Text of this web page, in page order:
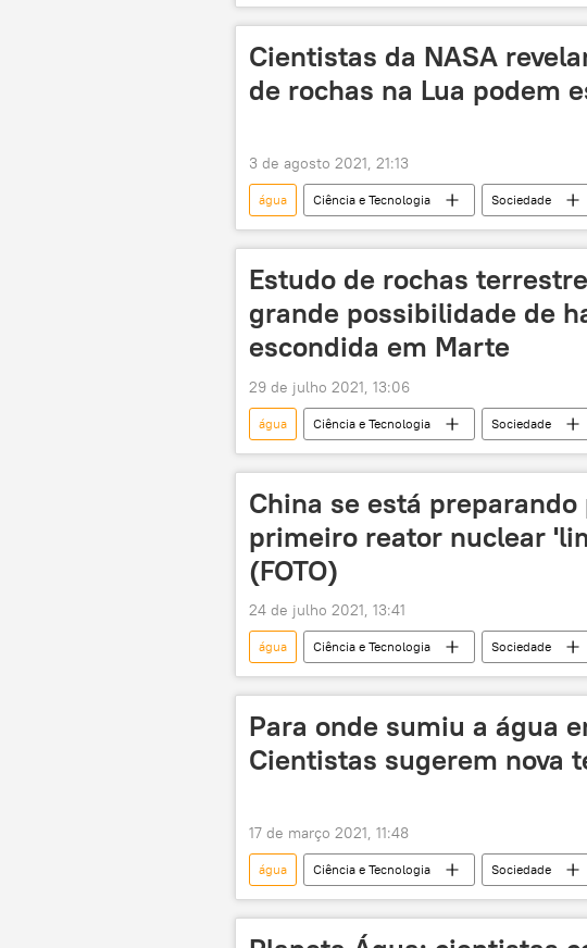
galáxias
Universo astronomia
Cientistas da NASA
de rochas na Lua podem
3 de agosto 2021, 21:13
água Ciência e Tecnologia Sociedade
sombra
gelo temperatura
Estudo de rochas
grande possibilidade de
escondida em Marte
29 de julho 2021, 13:06
água Ciência e Tecnologia Sociedade
Marte
Terra
China se está
primeiro reator nuclear
(FOTO)
24 de julho 2021, 13:41
água Ciência e Tecnologia Sociedade
urânio
energia
Para onde sumiu a água
Cientistas sugerem nova
17 de março 2021, 11:48
água Ciência e Tecnologia Sociedade
Espaço
Marte